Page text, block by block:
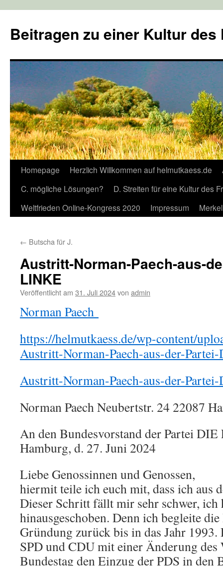
springen
Beitragen zu einer Kultur des
Homepage Herzlich Willkommen auf helmutkaess.de
C. mögliche Lösungen?
D. Streiten für eine Kultur des
Weltfrieden Online-Kongress 2020
Impressum
← Butscha für J.
Austritt-Norman-Paech-aus-
LINKE
Veröffentlicht am 31. Juli 2024von admin
Norman Paech
https://helmutkaess.de/wp-content/
Austritt-Norman-Paech-aus-der-
Austritt-Norman-Paech-aus-der-
Norman Paech Neubertstr. 24 22087
An den Bundesvorstand der Partei
Hamburg, d. 27. Juni 2024
Liebe Genossinnen und Genossen,
hiermit teile ich euch mit, dass ich aus
Dieser Schritt fällt mir sehr schwer,
hinausgeschoben. Denn ich begleite
Gründung zurück bis in das Jahr 1993.
SPD und CDU mit einer Änderung des
Bundestag den Einzug der PDS in den